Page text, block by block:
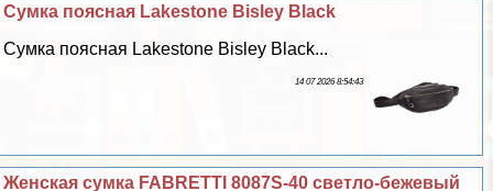
Сумка поясная Lakestone Bisley Black
Сумка поясная Lakestone Bisley Black...
14 07 2026 8:54:43
Женская сумка FABRETTI 8087S-40 светло-бежевый